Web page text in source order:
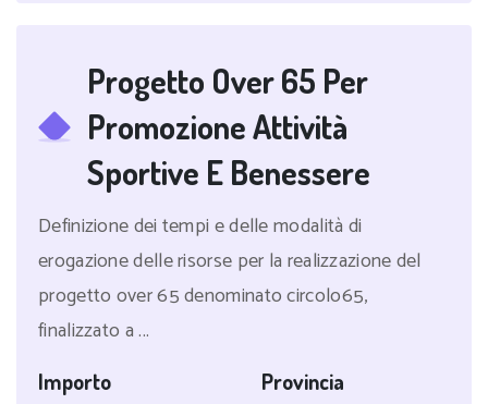
Progetto Over 65 Per
Promozione Attività
Sportive E Benessere
Definizione dei tempi e delle modalità di
erogazione delle risorse per la realizzazione del
progetto over 65 denominato circolo65,
finalizzato a ...
Importo Provincia